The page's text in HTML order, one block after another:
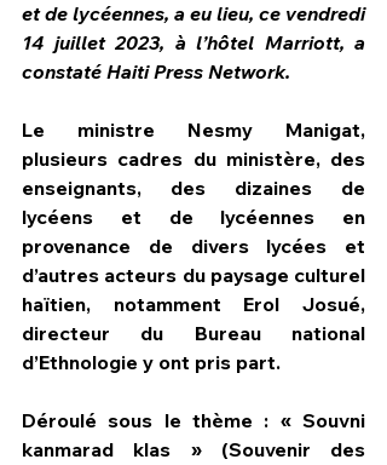
et de lycéennes, a eu lieu, ce vendredi
14 juillet 2023, à l’hôtel Marriott, a
constaté Haiti Press Network.
Le ministre Nesmy Manigat,
plusieurs cadres du ministère, des
enseignants, des dizaines de
lycéens et de lycéennes en
provenance de divers lycées et
d’autres acteurs du paysage culturel
haïtien, notamment Erol Josué,
directeur du Bureau national
d’Ethnologie y ont pris part.
Déroulé sous le thème : « Souvni
kanmarad klas » (Souvenir des